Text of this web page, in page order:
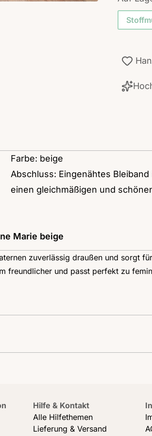
Farbe: beige
Abschluss: Eingenähtes
einen gleichmäßigen und
Marie beige
zuverlässig draußen und sorgt
freundlicher und passt perfekt zu
Hilfe & Kontakt
Alle Hilfethemen
Lieferung & Versand